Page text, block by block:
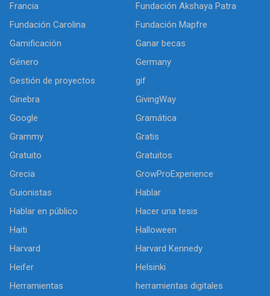
Francia
Fundación Akshaya Patra
Fundación Carolina
Fundación Mapfre
Gamificación
Ganar becas
Género
Germany
Gestión de proyectos
gif
Ginebra
GivingWay
Google
Gramática
Grammy
Gratis
Gratuito
Gratuitos
Grecia
GrowProExperience
Guionistas
Hablar
Hablar en público
Hacer una tesis
Haiti
Halloween
Harvard
Harvard Kennedy
Heifer
Helsinki
Herramientas
herramientas digitales